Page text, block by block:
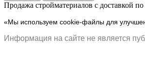
Продажа стройматериалов с доставкой
«Мы используем cookie-файлы для
Информация на сайте не является